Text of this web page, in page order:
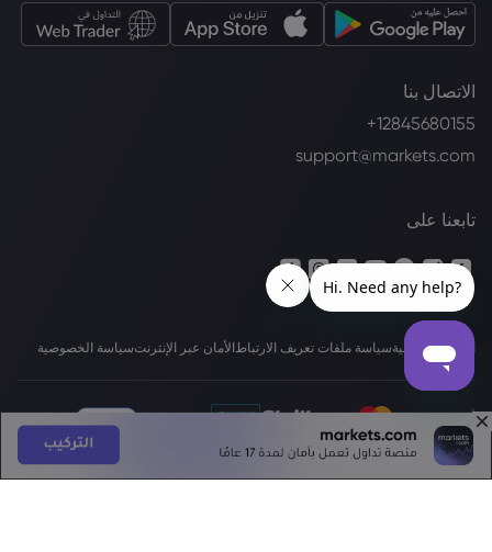
الاتصال بنا
+12845680155
support@markets.com
تابعنا على
الحزمة القانونيةسياسة ملفات تعريف الارتباطالأمان عبر الإنترنتسياسة الخصوصية